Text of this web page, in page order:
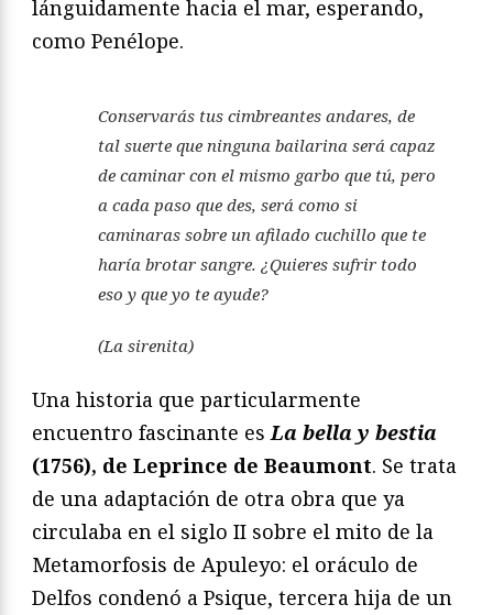
lánguidamente hacia el mar, esperando,
como Penélope.
Conservarás tus cimbreantes andares, de
tal suerte que ninguna bailarina será capaz
de caminar con el mismo garbo que tú, pero
a cada paso que des, será como si
caminaras sobre un afilado cuchillo que te
haría brotar sangre. ¿Quieres sufrir todo
eso y que yo te ayude?
(La sirenita)
Una historia que particularmente
encuentro fascinante esLa bella y bestia
(1756), de Leprince de Beaumont. Se trata
de una adaptación de otra obra que ya
circulaba en el siglo II sobre el mito de la
Metamorfosis de Apuleyo: el oráculo de
Delfos condenó a Psique, tercera hija de un